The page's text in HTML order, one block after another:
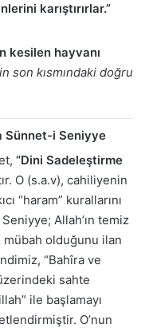
karıştırırlar.”
kesilen hayvanı
son kısmındaki doğru
Sünnet-i Seniyye
“Dini Sadeleştirme
O (s.a.v), cahiliyenin
“haram” kurallarını
Allah’ın temiz
mübah olduğunu ilan
“Bahîra ve
sahte
ile başlamayı
O’nun